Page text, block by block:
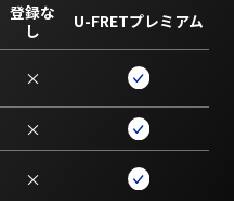
登録な
し
U-FRETプレミアム
×
×
×